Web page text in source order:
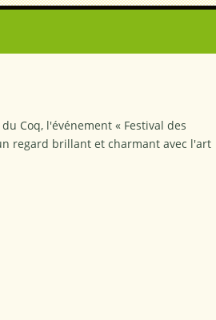
Coq, l'événement « Festival des
regard brillant et charmant avec l'art